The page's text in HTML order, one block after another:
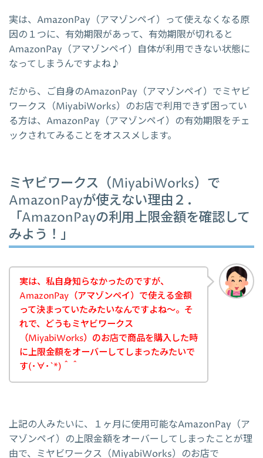
実は、AmazonPay（アマゾンペイ）って使えなくなる原
因の１つに、有効期限があって、有効期限が切れると
AmazonPay（アマゾンペイ）自体が利用できない状態に
なってしまうんですよね♪
だから、ご自身のAmazonPay（アマゾンペイ）でミヤビ
ワークス（MiyabiWorks）のお店で利用できず困ってい
る方は、AmazonPay（アマゾンペイ）の有効期限をチェ
ックされてみることをオススメします。
ミヤビワークス（MiyabiWorks）で
AmazonPayが使えない理由２．
「AmazonPayの利用上限金額を確認して
みよう！」
実は、私自身知らなかったのですが、
AmazonPay（アマゾンペイ）で使える金額
って決まっていたみたいなんですよね～。そ
れで、どうもミヤビワークス
（MiyabiWorks）のお店で商品を購入した時
に上限金額をオーバーしてしまったみたいで
す(･∀･`*)＾＾
上記の人みたいに、１ヶ月に使用可能なAmazonPay（ア
マゾンペイ）の上限金額をオーバーしてしまったことが理
由で、ミヤビワークス（MiyabiWorks）のお店で